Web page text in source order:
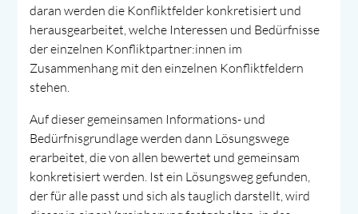
daran werden die Konfliktfelder konkretisiert und
herausgearbeitet, welche Interessen und Bedürfnisse
der einzelnen Konfliktpartner:innen im
Zusammenhang mit den einzelnen Konfliktfeldern
stehen.
Auf dieser gemeinsamen Informations- und
Bedürfnisgrundlage werden dann Lösungswege
erarbeitet, die von allen bewertet und gemeinsam
konkretisiert werden. Ist ein Lösungsweg gefunden,
der für alle passt und sich als tauglich darstellt, wird